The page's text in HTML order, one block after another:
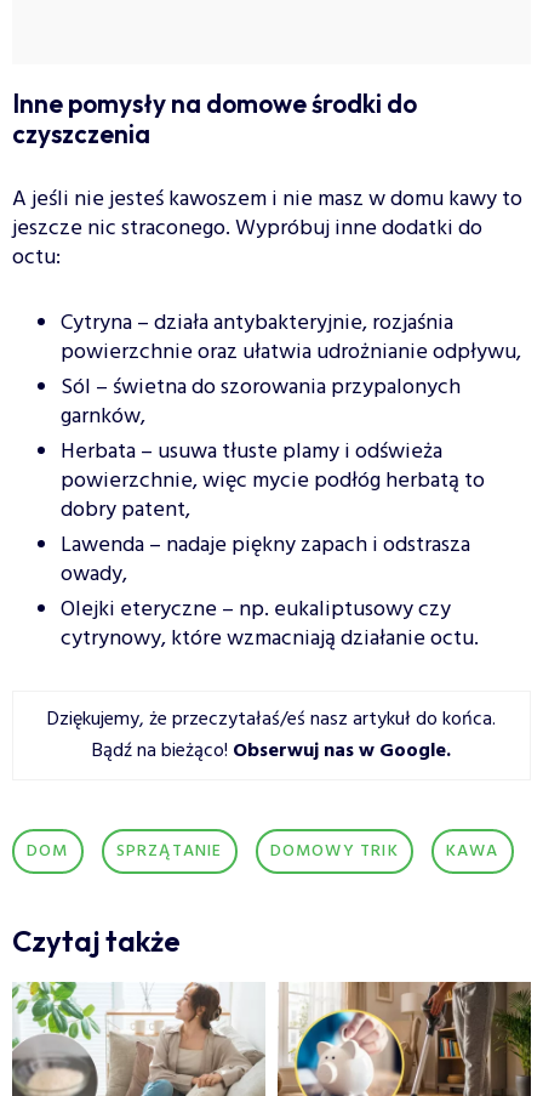
Inne pomysły na domowe środki do
czyszczenia
A jeśli nie jesteś kawoszem i nie masz w domu kawy to
jeszcze nic straconego. Wypróbuj inne dodatki do
octu:
Cytryna – działa antybakteryjnie, rozjaśnia
powierzchnie oraz ułatwia udrożnianie odpływu,
Sól – świetna do szorowania przypalonych
garnków,
Herbata – usuwa tłuste plamy i odświeża
powierzchnie, więc mycie podłóg herbatą to
dobry patent,
Lawenda – nadaje piękny zapach i odstrasza
owady,
Olejki eteryczne – np. eukaliptusowy czy
cytrynowy, które wzmacniają działanie octu.
Dziękujemy, że przeczytałaś/eś nasz artykuł do końca.
Bądź na bieżąco! Obserwuj nas w Google.
DOM SPRZĄTANIE DOMOWY TRIK KAWA
Czytaj także